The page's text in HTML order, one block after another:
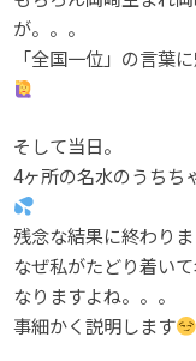
が。。。
「全国一位」の言葉
そして当日。
4ヶ所の名水のうちち
残念な結果に終わりま
なぜ私がたどり着い
なりますよね。。。
事細かく説明します